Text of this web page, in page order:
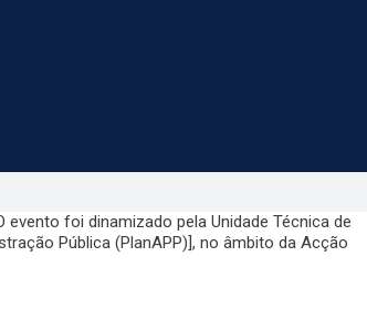
foi dinamizado pela Unidade Técnica de
Pública (PlanAPP)], no âmbito da Acção